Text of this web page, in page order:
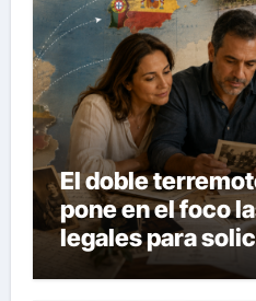
El doble
pone en el foco
legales para
nacionalidad por
personas con